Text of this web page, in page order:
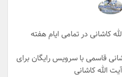
کاشانی در تمامی ایام هفته
قاسمی با سرویس رایگان برای
الله کاشانی